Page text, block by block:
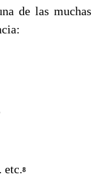
de las muchas
etc.8